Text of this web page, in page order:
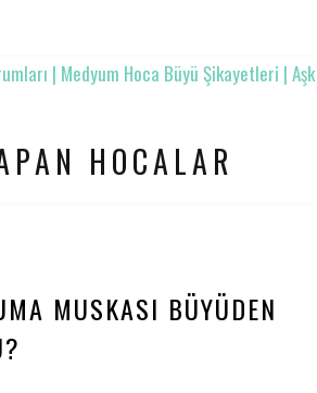
HOCALAR
MUSKASI BÜYÜDEN